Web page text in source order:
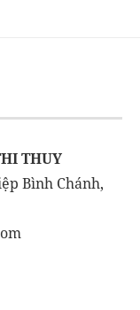
THUY
Bình Chánh,